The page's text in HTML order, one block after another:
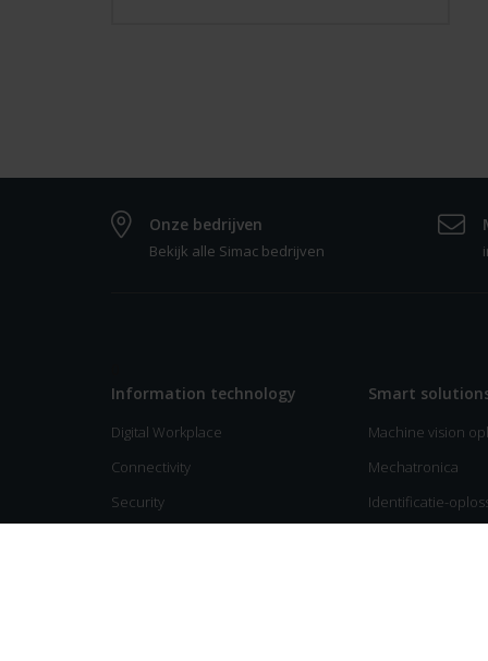
Onze bedrijven
Bekijk alle Simac bedrijven
Information technology
Digital Workplace
Connectivity
Security
Smart
Machine vision
Mechatronica
Identificatie-